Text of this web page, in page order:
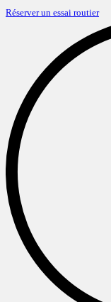
Réserver un essai routier